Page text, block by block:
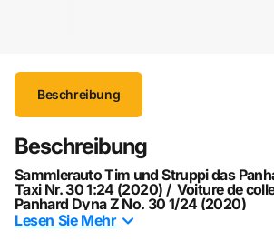
Beschreibung
Beschreibung
Sammlerauto Tim und Struppi das
Taxi Nr. 30 1:24 (2020) / Voiture de
Panhard Dyna Z No. 30 1/24 (2020)
Offizielles Sammlerauto aus „Tim und
Lesen Sie Mehr